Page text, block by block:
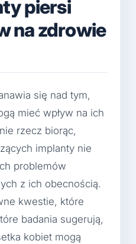
piersi
na zdrowie
się nad tym,
mieć wpływ na ich
rzecz biorąc,
implanty nie
problemów
z ich obecnością.
kwestie, które
badania sugerują,
kobiet mogą